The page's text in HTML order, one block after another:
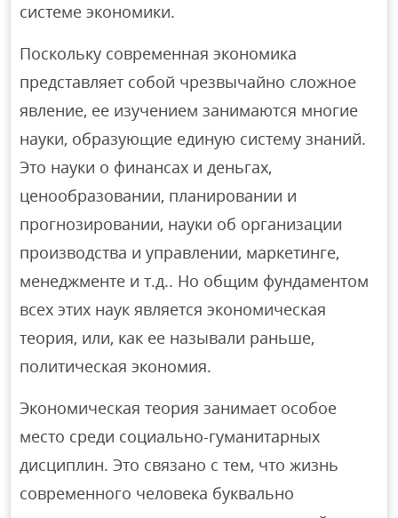
системе экономики.
Поскольку современная экономика
представляет собой чрезвычайно сложное
явление, ее изучением занимаются многие
науки, образующие единую систему знаний.
Это науки о финансах и деньгах,
ценообразовании, планировании и
прогнозировании, науки об организации
производства и управлении, маркетинге,
менеджменте и т.д.. Но общим фундаментом
всех этих наук является экономическая
теория, или, как ее называли раньше,
политическая экономия.
Экономическая теория занимает особое
место среди социально-гуманитарных
дисциплин. Это связано с тем, что жизнь
современного человека буквально